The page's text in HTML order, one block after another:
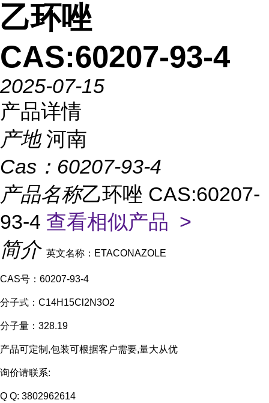
乙环唑
CAS:60207-93-4
2025-07-15
产品详情
产地 河南
Cas： 60207-93-4
产品名称乙环唑 CAS:60207-
93-4 查看相似产品 >
简介 英文名称：ETACONAZOLE
CAS号：60207-93-4
分子式：C14H15Cl2N3O2
分子量：328.19
产品可定制,包装可根据客户需要,量大从优
询价请联系:
Q Q: 3802962614